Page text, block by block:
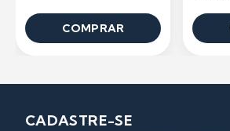
COMPRAR
CADASTRE-SE